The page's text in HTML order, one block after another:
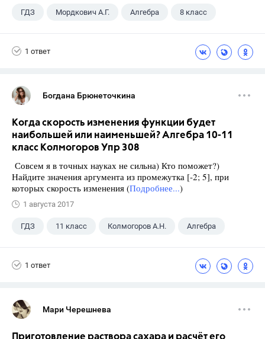
ГДЗ Мордкович А.Г. Алгебра 8 класс
1 ответ
Богдана Брюнеточкина
Когда скорость изменения функции будет
наибольшей или наименьшей? Алгебра 10-11
класс Колмогоров Упр 308
Совсем я в точных науках не сильна) Кто поможет?)
Найдите значения аргумента из промежутка [-2; 5], при
которых скорость изменения (Подробнее...)
1 августа 2017
ГДЗ 11 класс Колмогоров А.Н. Алгебра
1 ответ
Мари Черешнева